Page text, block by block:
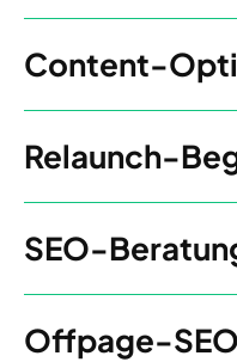
Content-
Relaunch-
SEO-
Offpage-